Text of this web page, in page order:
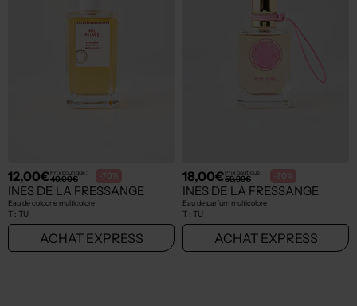
12,00€Prix boutique :
40,00€ -70%
INES DE LA FRESSANGE
Eau de cologne multicolore
T : TU
ACHAT EXPRESS
18,00€Prix boutique :
59,99€ -70%
INES DE LA FRESSANGE
Eau de parfum multicolore
T : TU
ACHAT EXPRESS